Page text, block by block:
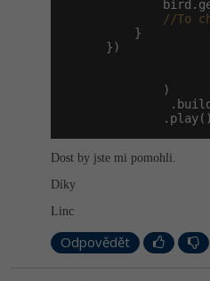
//To
          }
      })
              )
Dost by jste mi pomohli.
Díky
Linc
Odpovědět